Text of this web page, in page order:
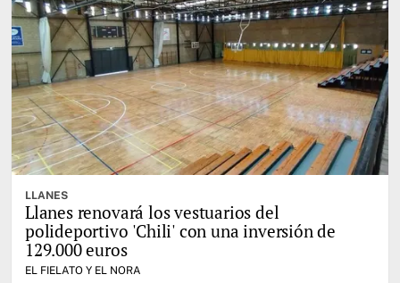
LLANES
Llanes renovará los vestuarios del
polideportivo 'Chili' con una inversión de
129.000 euros
EL FIELATO Y EL NORA